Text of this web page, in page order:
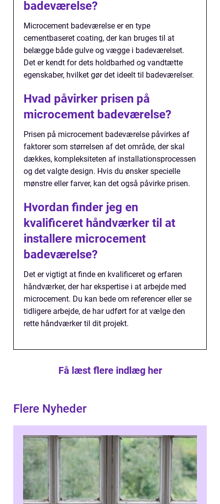
badeværelse?
Microcement badeværelse er en type
cementbaseret coating, der kan bruges til at
belægge både gulve og vægge i badeværelset.
Det er kendt for dets holdbarhed og vandtætte
egenskaber, hvilket gør det ideelt til badeværelser.
Hvad påvirker prisen på
microcement badeværelse?
Prisen på microcement badeværelse påvirkes af
faktorer som størrelsen af det område, der skal
dækkes, kompleksiteten af installationsprocessen
og det valgte design. Hvis du ønsker specielle
mønstre eller farver, kan det også påvirke prisen.
Hvordan finder jeg en
kvalificeret håndværker til at
installere microcement
badeværelse?
Det er vigtigt at finde en kvalificeret og erfaren
håndværker, der har ekspertise i at arbejde med
microcement. Du kan bede om referencer eller se
tidligere arbejde, de har udført for at vælge den
rette håndværker til dit projekt.
Få læst flere indlæg her
Flere Nyheder